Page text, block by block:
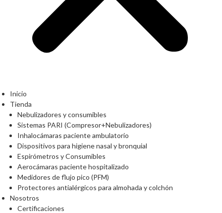
Inicio
Tienda
Nebulizadores y consumibles
Sistemas PARI (Compresor+Nebulizadores)
Inhalocámaras paciente ambulatorio
Dispositivos para higiene nasal y bronquial
Espirómetros y Consumibles
Aerocámaras paciente hospitalizado
Medidores de flujo pico (PFM)
Protectores antialérgicos para almohada y colchón
Nosotros
Certificaciones